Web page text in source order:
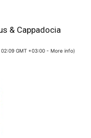
& Cappadocia
GMT +03:00 - More info)